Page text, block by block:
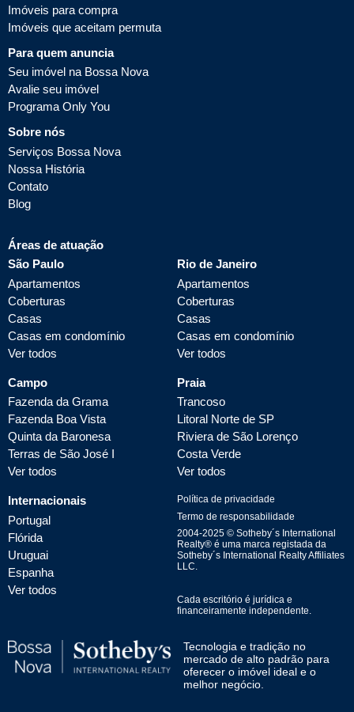
Imóveis para compra
Imóveis que aceitam permuta
Para quem anuncia
Seu imóvel na Bossa Nova
Avalie seu imóvel
Programa Only You
Sobre nós
Serviços Bossa Nova
Nossa História
Contato
Blog
Áreas de atuação
São Paulo
Apartamentos
Coberturas
Casas
Casas em condomínio
Ver todos
Rio de Janeiro
Apartamentos
Coberturas
Casas
Casas em condomínio
Ver todos
Campo
Fazenda da Grama
Fazenda Boa Vista
Quinta da Baronesa
Terras de São José I
Ver todos
Praia
Trancoso
Litoral Norte de SP
Riviera de São Lorenço
Costa Verde
Ver todos
Internacionais
Portugal
Flórida
Uruguai
Espanha
Ver todos
Política de privacidade
Termo de responsabilidade
2004-2025 © Sotheby´s International
Realty® é uma marca registada da
Sotheby´s International Realty Affiliates
LLC.
Cada escritório é jurídica e
financeiramente independente.
Tecnologia e tradição no
mercado de alto padrão para
oferecer o imóvel ideal e o
melhor negócio.